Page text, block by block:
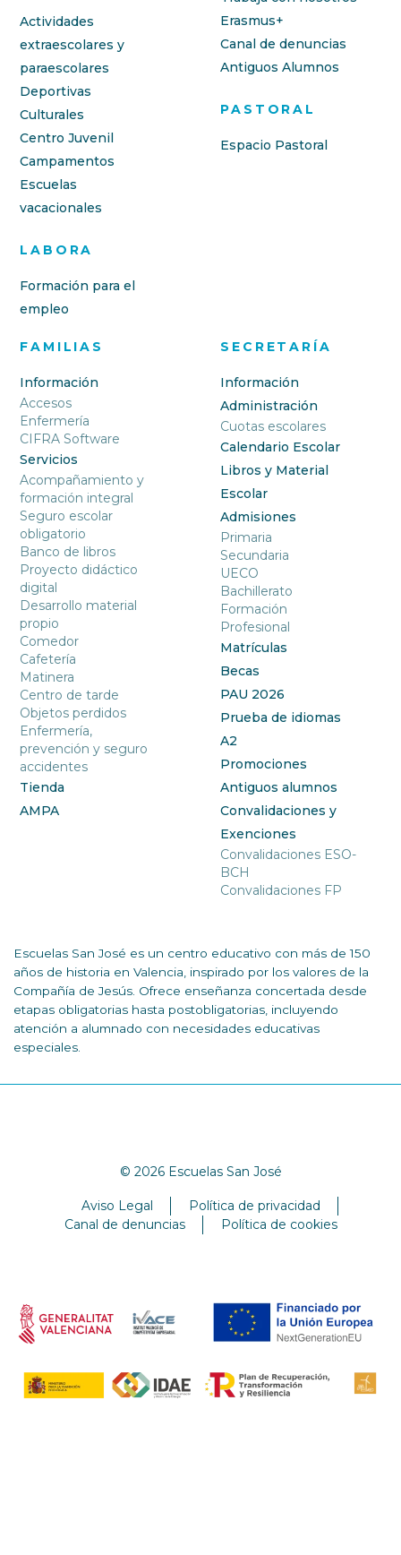
Actividades
extraescolares y
paraescolares
Deportivas
Culturales
Centro Juvenil
Campamentos
Escuelas
vacacionales
LABORA
Formación para el
empleo
Erasmus+
Canal de denuncias
Antiguos Alumnos
PASTORAL
Espacio Pastoral
FAMILIAS
Información
Accesos
Enfermería
CIFRA Software
Servicios
Acompañamiento y
formación integral
Seguro escolar
obligatorio
Banco de libros
Proyecto didáctico
digital
Desarrollo material
propio
Comedor
Cafetería
Matinera
Centro de tarde
Objetos perdidos
Enfermería,
prevención y seguro
accidentes
Tienda
AMPA
SECRETARÍA
Información
Administración
Cuotas escolares
Calendario Escolar
Libros y Material
Escolar
Admisiones
Primaria
Secundaria
UECO
Bachillerato
Formación
Profesional
Matrículas
Becas
PAU 2026
Prueba de idiomas
A2
Promociones
Antiguos alumnos
Convalidaciones y
Exenciones
Convalidaciones ESO-
BCH
Convalidaciones FP
Escuelas San José es un centro educativo con más de 150
años de historia en Valencia, inspirado por los valores de la
Compañía de Jesús. Ofrece enseñanza concertada desde
etapas obligatorias hasta postobligatorias, incluyendo
atención a alumnado con necesidades educativas
especiales.
© 2026 Escuelas San José
Aviso Legal
Política de privacidad
Canal de denuncias
Política de cookies